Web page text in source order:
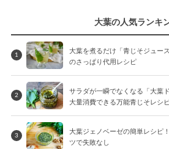
大葉の人気ランキ
1
大葉を煮るだけ「青じそジュー
のさっぱり代用レシピ
2
サラダが一瞬でなくなる「大葉
大量消費できる万能青じそレシ
3
大葉ジェノベーゼの簡単レシピ
ツで失敗なし